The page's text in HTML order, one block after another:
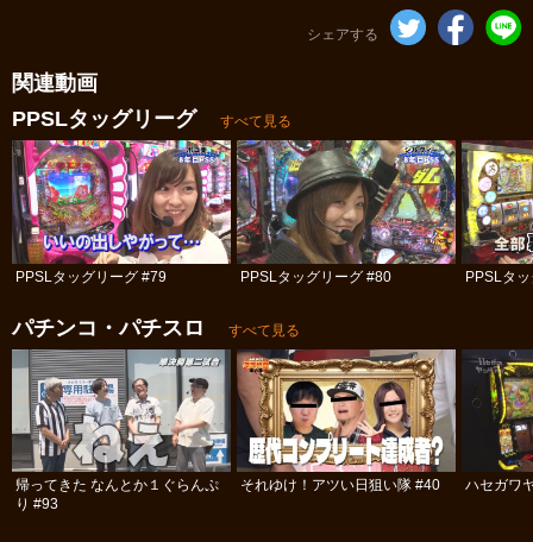
シェアする
関連動画
PPSLタッグリーグ
すべて見る
PPSLタッグリーグ #79 PPSLタッグリーグ #80 PPSLタ
パチンコ・パチスロ すべて見る
帰ってきた なんとか１ぐらんぷ
り #93
それゆけ！アツい日狙い隊 #40 ハセガワ